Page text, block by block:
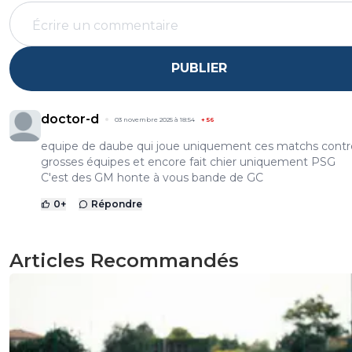
PUBLIER
doctor-d 03 novembre 2025 à 18:54 + 56
equipe de daube qui joue uniquement ces matchs
grosses équipes et encore fait chier uniquement PSG
C'est des GM honte à vous bande de GC
0+ Répondre
Articles Recommandés